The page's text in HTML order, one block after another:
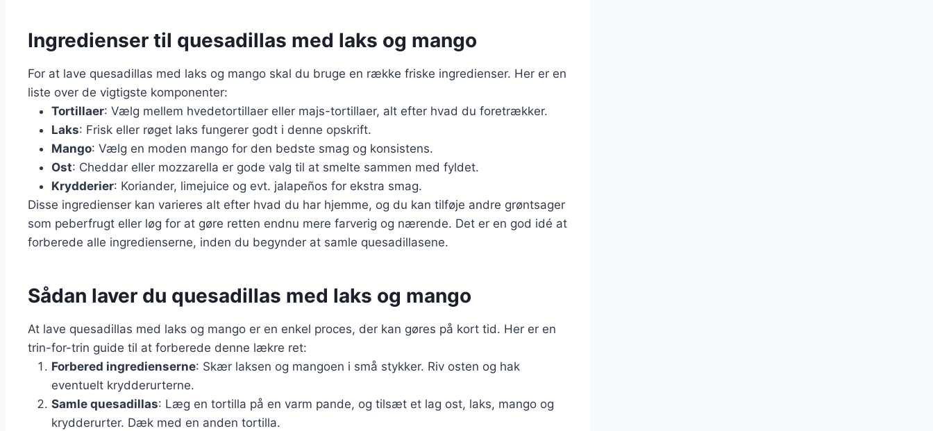
Ingredienser til quesadillas med laks og mango
For at lave quesadillas med laks og mango skal du bruge en række friske ingredienser. Her er en
liste over de vigtigste komponenter:
Tortillaer: Vælg mellem hvedetortillaer eller majs-tortillaer, alt efter hvad du foretrækker.
Laks: Frisk eller røget laks fungerer godt i denne opskrift.
Mango: Vælg en moden mango for den bedste smag og konsistens.
Ost: Cheddar eller mozzarella er gode valg til at smelte sammen med fyldet.
Krydderier: Koriander, limejuice og evt. jalapeños for ekstra smag.
Disse ingredienser kan varieres alt efter hvad du har hjemme, og du kan tilføje andre grøntsager
som peberfrugt eller løg for at gøre retten endnu mere farverig og nærende. Det er en god idé at
forberede alle ingredienserne, inden du begynder at samle quesadillasene.
Sådan laver du quesadillas med laks og mango
At lave quesadillas med laks og mango er en enkel proces, der kan gøres på kort tid. Her er en
trin-for-trin guide til at forberede denne lækre ret:
Forbered ingredienserne: Skær laksen og mangoen i små stykker. Riv osten og hak
eventuelt krydderurterne.
Samle quesadillas: Læg en tortilla på en varm pande, og tilsæt et lag ost, laks, mango og
krydderurter. Dæk med en anden tortilla.